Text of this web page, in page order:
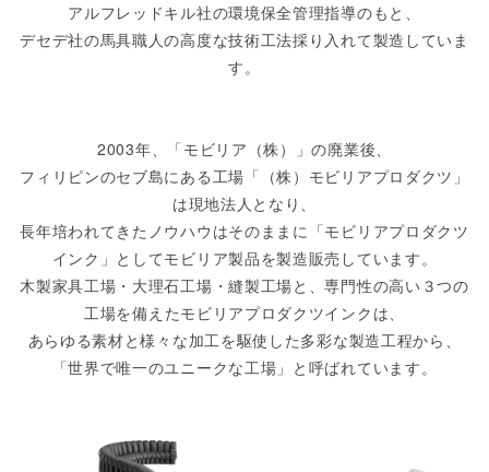
アルフレッドキル社の環境保全管理指導のもと、
デセデ社の馬具職人の高度な技術工法採り入れて製造していま
す。
2003年、「モビリア（株）」の廃業後、
フィリピンのセブ島にある工場「（株）モビリアプロダクツ」
は現地法人となり、
長年培われてきたノウハウはそのままに「モビリアプロダクツ
インク」としてモビリア製品を製造販売しています。
木製家具工場・大理石工場・縫製工場と、専門性の高い３つの
工場を備えたモビリアプロダクツインクは、
あらゆる素材と様々な加工を駆使した多彩な製造工程から、
「世界で唯一のユニークな工場」と呼ばれています。